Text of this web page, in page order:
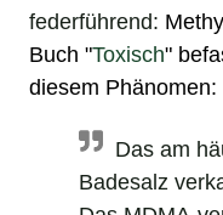
federführend:
Buch "Toxisch"
diesem Phänomen:
Das am
Badesalz